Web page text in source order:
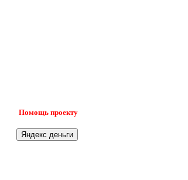
Помощь проекту